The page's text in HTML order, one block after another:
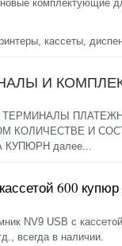
комплектующие
кассеты,
И
КОЛИЧЕСТВЕ И
КУПЮРНдалее...
600 купюр
NV9 USB с
всегда в наличии.